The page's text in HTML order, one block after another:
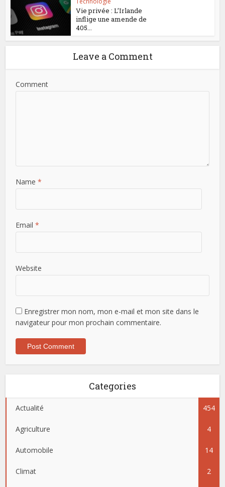
Vie privée : L’Irlande
inflige une amende de
405...
Leave a Comment
Comment
Name *
Email *
Website
Enregistrer mon nom, mon e-mail et mon site dans le
navigateur pour mon prochain commentaire.
Categories
Actualité 454
Agriculture 4
Automobile 14
Climat 2